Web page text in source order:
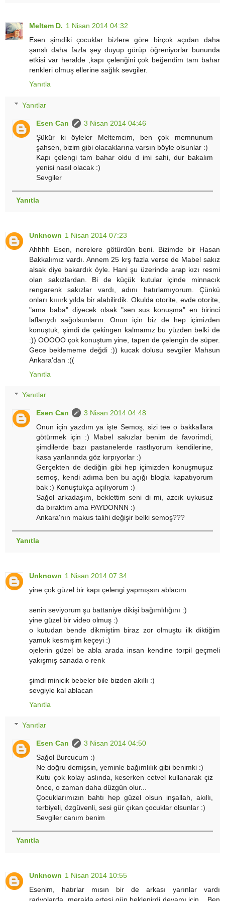
Meltem D. 1 Nisan 2014 04:32
Esen şimdiki çocuklar bizlere göre birçok açıdan daha
şanslı daha fazla şey duyup görüp öğreniyorlar bununda
etkisi var heralde ,kapı çelenğini çok beğendim tam bahar
renkleri olmuş ellerine sağlık sevgiler.
Yanıtla
Yanıtlar
Esen Can
3 Nisan 2014 04:46
Şükür ki öyleler Meltemcim, ben çok memnunum
şahsen, bizim gibi olacaklarına varsın böyle olsunlar :)
Kapı çelengi tam bahar oldu d imi sahi, dur bakalım
yenisi nasıl olacak :)
Sevgiler
Yanıtla
Unknown 1 Nisan 2014 07:23
Ahhhh Esen, nerelere götürdün beni. Bizimde bir Hasan
Bakkalımız vardı. Annem 25 krş fazla verse de Mabel sakız
alsak diye bakardık öyle. Hani şu üzerinde arap kızı resmi
olan sakızlardan. Bi de küçük kutular içinde minnacık
rengarenk sakızlar vardı, adını hatırlamıyorum. Çünkü
onları kıııırk yılda bir alabilirdik. Okulda otorite, evde otorite,
"ama baba" diyecek olsak "sen sus konuşma" en birinci
laflarıydı sağolsunların. Onun için biz de hep içimizden
konuştuk, şimdi de çekingen kalmamız bu yüzden belki de
:)) OOOOO çok konuştum yine, tapen de çelengin de süper.
Gece beklememe değdi :)) kucak dolusu sevgiler Mahsun
Ankara'dan :((
Yanıtla
Yanıtlar
Esen Can
3 Nisan 2014 04:48
Onun için yazdım ya işte Semoş, sizi tee o bakkallara
götürmek için :) Mabel sakızlar benim de favorimdi,
şimdilerde bazı pastanelerde rastlıyorum kendilerine,
kasa yanlarında göz kırpıyorlar :)
Gerçekten de dediğin gibi hep içimizden konuşmuşuz
semoş, kendi adıma ben bu açığı blogla kapatıyorum
bak :) Konuştukça açılıyorum :)
Sağol arkadaşım, beklettim seni di mi, azcık uykusuz
da bıraktım ama PAYDONNN :)
Ankara'nın makus talihi değişir belki semoş???
Yanıtla
Unknown 1 Nisan 2014 07:34
yine çok güzel bir kapı çelengi yapmışsın ablacım
senin seviyorum şu battaniye dikişi bağımlılığını :)
yine güzel bir video olmuş :)
o kutudan bende dikmiştim biraz zor olmuştu ilk diktiğim
yamuk kesmişim keçeyi :)
ojelerin güzel be abla arada insan kendine torpil geçmeli
yakışmış sanada o renk
şimdi minicik bebeler bile bizden akıllı :)
sevgiyle kal ablacan
Yanıtla
Yanıtlar
Esen Can
3 Nisan 2014 04:50
Sağol Burcucum :)
Ne doğru demişsin, yeminle bağımlılık gibi benimki :)
Kutu çok kolay aslında, keserken cetvel kullanarak çiz
önce, o zaman daha düzgün olur...
Çocuklarımızın bahtı hep güzel olsun inşallah, akıllı,
terbiyeli, özgüvenli, sesi gür çıkan çocuklar olsunlar :)
Sevgiler canım benim
Yanıtla
Unknown 1 Nisan 2014 10:55
Esenim, hatırlar mısın bir de arkası yarınlar vardı